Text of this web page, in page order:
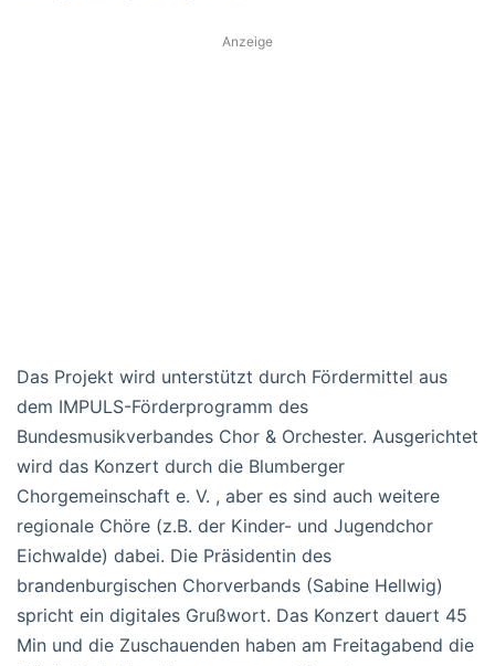
Anzeige
Das Projekt wird unterstützt durch Fördermittel aus
dem IMPULS-Förderprogramm des
Bundesmusikverbandes Chor & Orchester. Ausgerichtet
wird das Konzert durch die Blumberger
Chorgemeinschaft e. V. , aber es sind auch weitere
regionale Chöre (z.B. der Kinder- und Jugendchor
Eichwalde) dabei. Die Präsidentin des
brandenburgischen Chorverbands (Sabine Hellwig)
spricht ein digitales Grußwort. Das Konzert dauert 45
Min und die Zuschauenden haben am Freitagabend die